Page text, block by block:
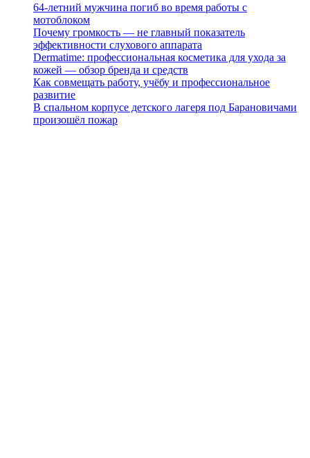
64-летний мужчина погиб во время работы с
мотоблоком
Почему громкость — не главный показатель
эффективности слухового аппарата
Dermatime: профессиональная косметика для ухода за
кожей — обзор бренда и средств
Как совмещать работу, учёбу и профессиональное
развитие
В спальном корпусе детского лагеря под Барановичами
произошёл пожар